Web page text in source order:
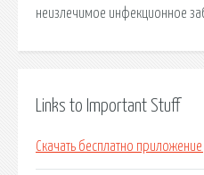
неизлечимое инфекционное
Links to Important Stuff
Скачать бесплатно